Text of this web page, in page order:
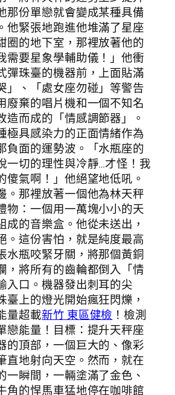
那份單戀就會變成某種具備
他緊張地跑進他堆滿了星座
圈的地下室，那裡放著他的
需要星象學輔助儀！」他衝
彈珠臺的機器前，上面貼滿
」、「處女座勿碰」等警告
廢棄的唱片機和一個不知名
造而成的「情感調節器」。
極具感染力的正面情緒作為
負面的運勢波。「水瓶座的
一切的理性與冷靜…才怪！我
傻氣啊！」他絕望地低吼。
。那裡放著一個他為林天秤
物：一個用一萬塊小小的天
成的音樂盒。他從未送出，
。這份害怕，就是純度最高
水瓶咬緊牙關，將那個黃銅
，將所有的齒輪都倒入「情
入口。機器發出刺耳的尖
臺上的燈光開始瘋狂閃爍，
量超載新竹 東區健檢 ！檢測
戀能量！目標：提升天秤座
的頂部，一個巨大的、像彩
直地射向天空。然而，就在
一瞬間，一輛塗滿了金色、
角的悍馬車猛地停在咖啡館